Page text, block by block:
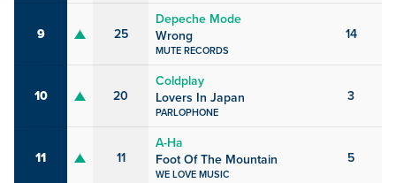
9 25
Depeche Mode
Wrong
MUTE RECORDS
14
10 20
Coldplay
Lovers In Japan
PARLOPHONE
3
11 11
A-Ha
Foot Of The Mountain
WE LOVE MUSIC
5